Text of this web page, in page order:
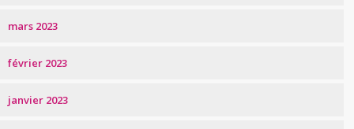
mars 2023
février 2023
janvier 2023